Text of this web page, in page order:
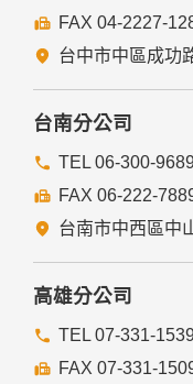
FAX 04-2227-
台中市中區成功
台南分公司
TEL 06-300-
FAX 06-222-
台南市中西區中
高雄分公司
TEL 07-331-
FAX 07-331-